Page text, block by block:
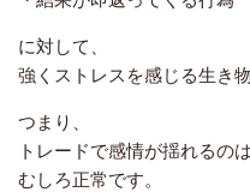
に対して、
強くストレスを感じる生き物
つまり、
トレードで感情が揺れるの
むしろ正常です。